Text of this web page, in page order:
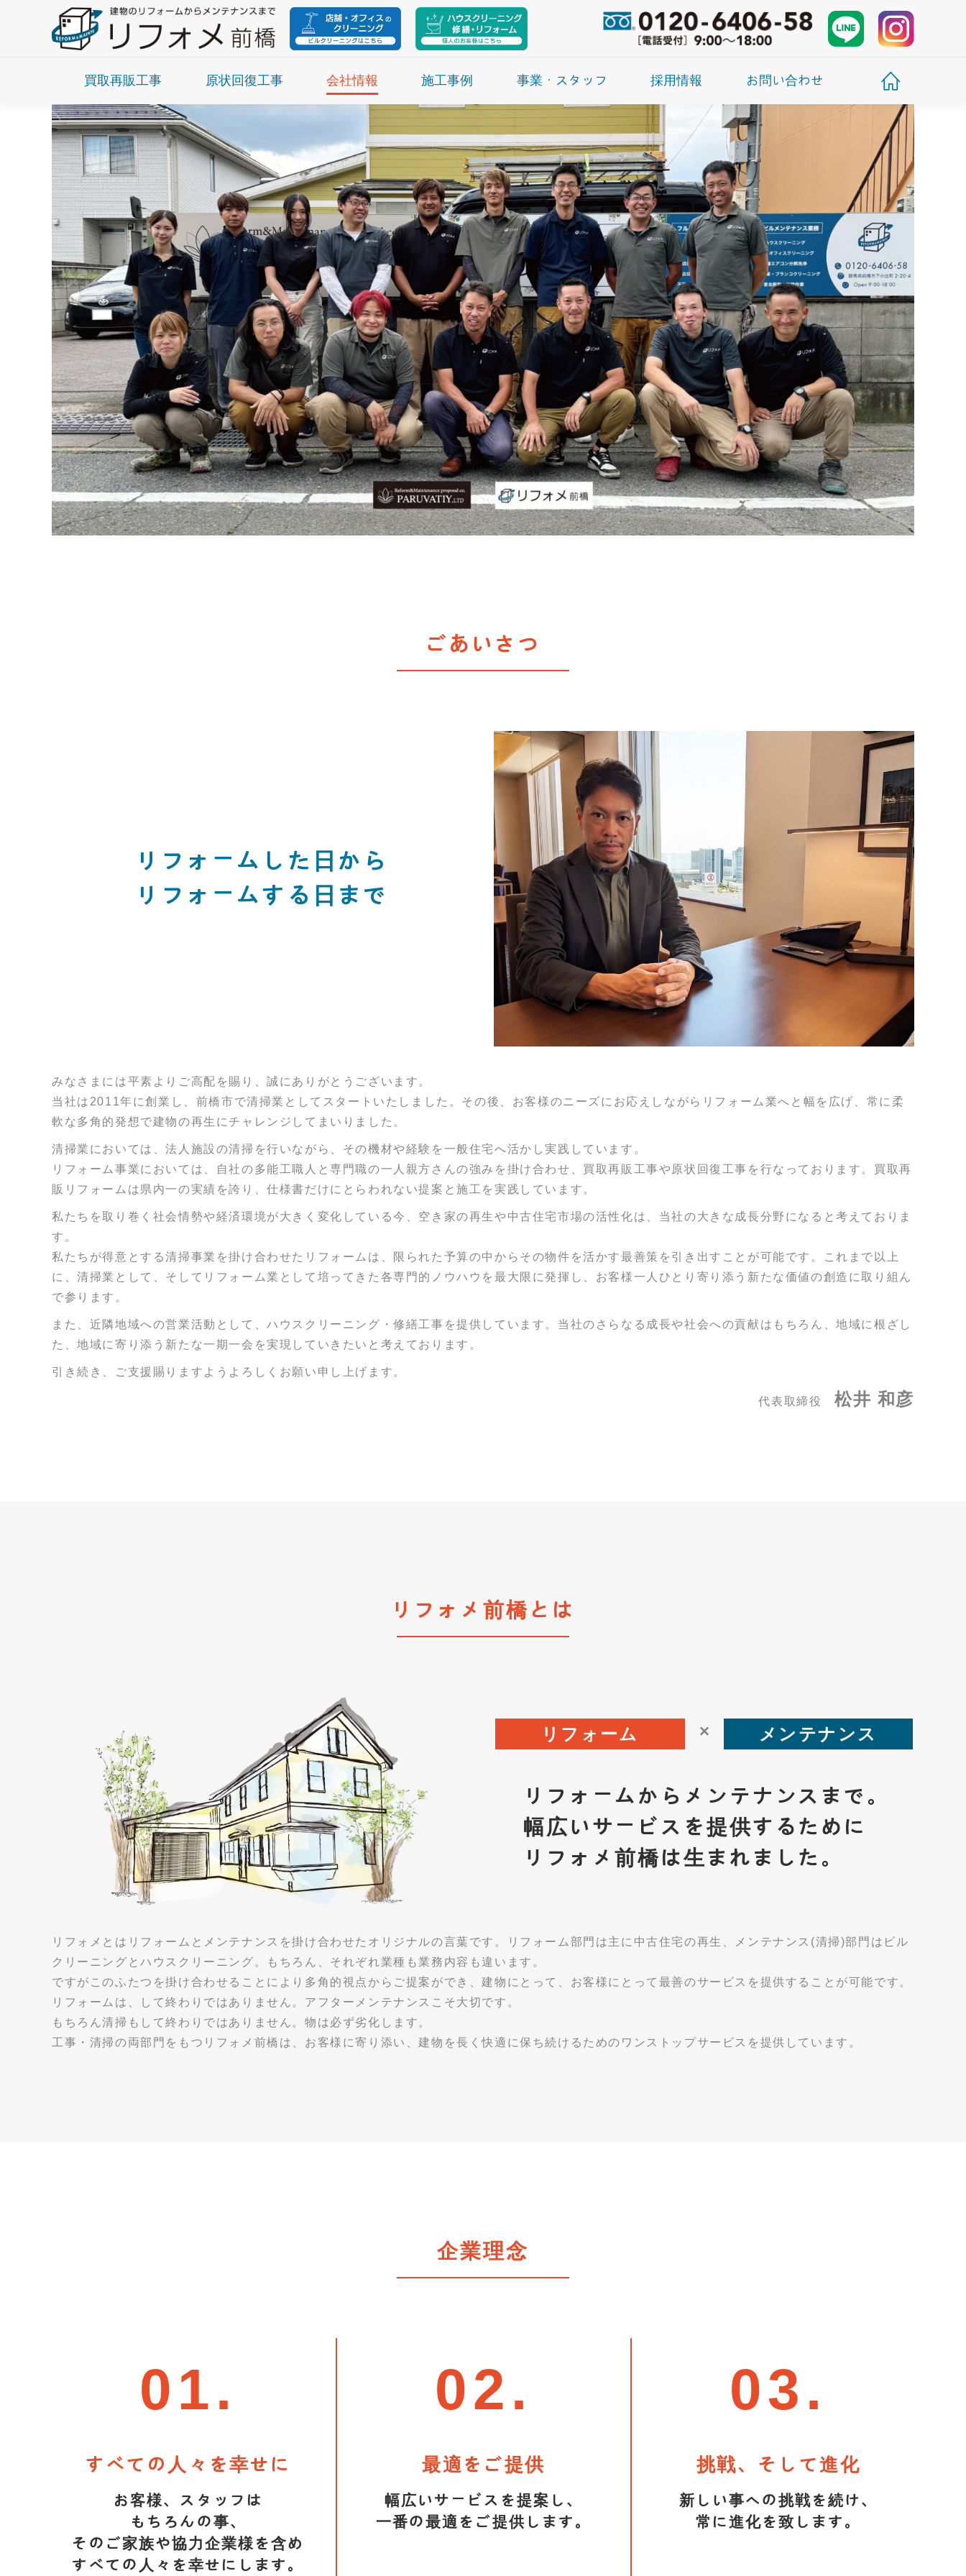
買取再販工事 原状回復工事 会社情報 施工事例 事業・スタッフ 採用情報 お問い合わせ
ごあいさつ
リフォームした日から
リフォームする日まで
みなさまには平素よりご高配を賜り、誠にありがとうございます。
当社は2011年に創業し、前橋市で清掃業としてスタートいたしました。その後、お客様のニーズにお応えしながらリフォーム業へと幅を広げ、常に柔
軟な多角的発想で建物の再生にチャレンジしてまいりました。
清掃業においては、法人施設の清掃を行いながら、その機材や経験を一般住宅へ活かし実践しています。
リフォーム事業においては、自社の多能工職人と専門職の一人親方さんの強みを掛け合わせ、買取再販工事や原状回復工事を行なっております。買取再
販リフォームは県内一の実績を誇り、仕様書だけにとらわれない提案と施工を実践しています。
私たちを取り巻く社会情勢や経済環境が大きく変化している今、空き家の再生や中古住宅市場の活性化は、当社の大きな成長分野になると考えておりま
す。
私たちが得意とする清掃事業を掛け合わせたリフォームは、限られた予算の中からその物件を活かす最善策を引き出すことが可能です。これまで以上
に、清掃業として、そしてリフォーム業として培ってきた各専門的ノウハウを最大限に発揮し、お客様一人ひとり寄り添う新たな価値の創造に取り組ん
で参ります。
また、近隣地域への営業活動として、ハウスクリーニング・修繕工事を提供しています。当社のさらなる成長や社会への貢献はもちろん、地域に根ざし
た、地域に寄り添う新たな一期一会を実現していきたいと考えております。
引き続き、ご支援賜りますようよろしくお願い申し上げます。
代表取締役 松井 和彦
リフォメ前橋とは
リフォーム × メンテナンス
リフォームからメンテナンスまで。
幅広いサービスを提供するために
リフォメ前橋は生まれました。
リフォメとはリフォームとメンテナンスを掛け合わせたオリジナルの言葉です。リフォーム部門は主に中古住宅の再生、メンテナンス(清掃)部門はビル
クリーニングとハウスクリーニング。もちろん、それぞれ業種も業務内容も違います。
ですがこのふたつを掛け合わせることにより多角的視点からご提案ができ、建物にとって、お客様にとって最善のサービスを提供することが可能です。
リフォームは、して終わりではありません。アフターメンテナンスこそ大切です。
もちろん清掃もして終わりではありません。物は必ず劣化します。
工事・清掃の両部門をもつリフォメ前橋は、お客様に寄り添い、建物を長く快適に保ち続けるためのワンストップサービスを提供しています。
企業理念
01.
すべての人々を幸せに
お客様、スタッフは
もちろんの事、
そのご家族や協力企業様を含め
すべての人々を幸せにします。
02.
最適をご提供
幅広いサービスを提案し、
一番の最適をご提供します。
03.
挑戦、そして進化
新しい事への挑戦を続け、
常に進化を致します。